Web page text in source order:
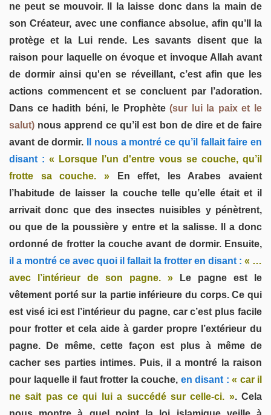
ne peut se mouvoir. Il la laisse donc dans la main de
son Créateur, avec une confiance absolue, afin qu’Il la
protège et la Lui rende. Les savants disent que la
raison pour laquelle on évoque et invoque Allah avant
de dormir ainsi qu'en se réveillant, c’est afin que les
actions commencent et se concluent par l’adoration.
Dans ce hadith béni, le Prophète(sur lui la paix et le
salut) nous apprend ce qu’il est bon de dire et de faire
avant de dormir. Il nous a montré ce qu’il fallait faire en
disant : « Lorsque l’un d'entre vous se couche, qu’il
frotte sa couche. »En effet, les Arabes avaient
l’habitude de laisser la couche telle qu’elle était et il
arrivait donc que des insectes nuisibles y pénètrent,
ou que de la poussière y entre et la salisse. Il a donc
ordonné de frotter la couche avant de dormir. Ensuite,
il a montré ce avec quoi il fallait la frotter en disant : « …
avec l’intérieur de son pagne. » Le pagne est le
vêtement porté sur la partie inférieure du corps. Ce qui
est visé ici est l’intérieur du pagne, car c’est plus facile
pour frotter et cela aide à garder propre l’extérieur du
pagne. De même, cette façon est plus à même de
cacher ses parties intimes. Puis, il a montré la raison
pour laquelle il faut frotter la couche, en disant : « car il
ne sait pas ce qui lui a succédé sur celle-ci. ». Cela